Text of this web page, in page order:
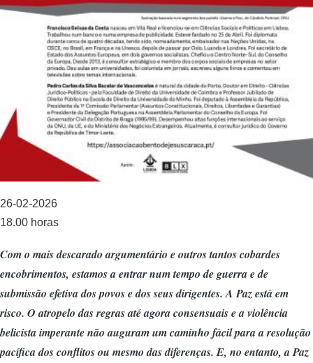
26-02-2026
18.00 horas
Com o mais descarado argumentário e outros tantos cobardes
encobrimentos, estamos a entrar num tempo de guerra e de
submissão efetiva dos povos e dos seus dirigentes. A Paz está em
risco. O atropelo das regras até agora consensuais e a violência
belicista imperante não auguram um caminho fácil para a resolução
pacífica dos conflitos ou mesmo das diferenças. E, no entanto, a Paz